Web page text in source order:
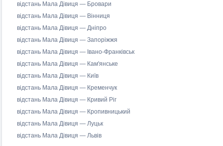
відстань Мала Дівиця — Бровари
відстань Мала Дівиця — Вінниця
відстань Мала Дівиця — Дніпро
відстань Мала Дівиця — Запоріжжя
відстань Мала Дівиця — Івано-Франківськ
відстань Мала Дівиця — Кам'янське
відстань Мала Дівиця — Київ
відстань Мала Дівиця — Кременчук
відстань Мала Дівиця — Кривий Ріг
відстань Мала Дівиця — Кропивницький
відстань Мала Дівиця — Луцьк
відстань Мала Дівиця — Львів